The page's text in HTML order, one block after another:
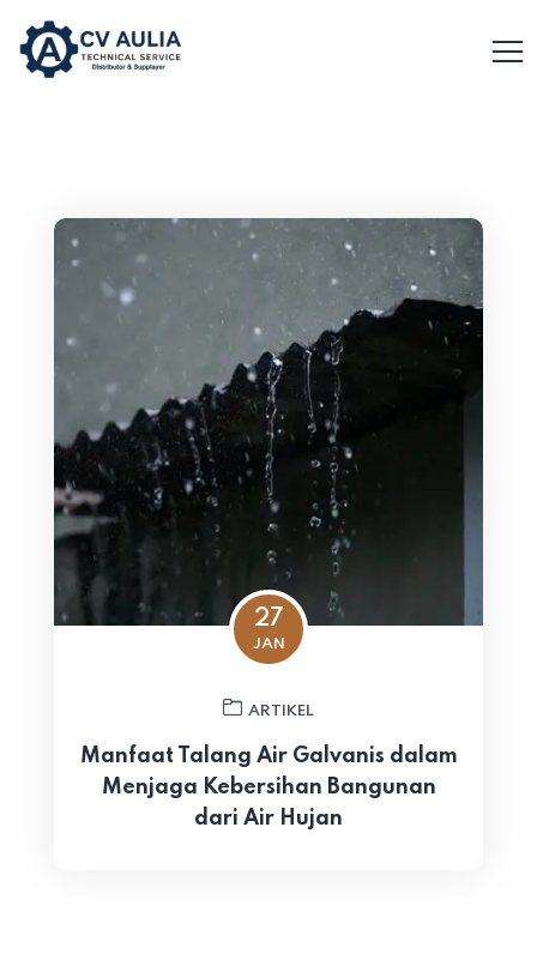
27
JAN
ARTIKEL
Manfaat Talang Air Galvanis dalam
Menjaga Kebersihan Bangunan
dari Air Hujan